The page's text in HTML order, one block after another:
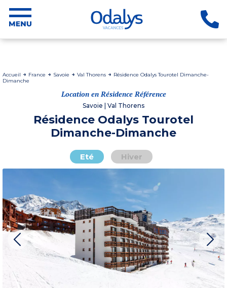
Accueil France Savoie Val Thorens
Résidence Odalys Tourotel Dimanche-
Dimanche
Location en Résidence Référence
Savoie | Val Thorens
Résidence Odalys Tourotel
Dimanche-Dimanche
Eté Hiver